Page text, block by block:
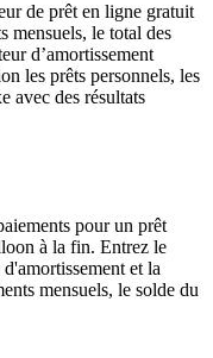
de prêt en ligne gratuit
mensuels, le total des
d’amortissement
les prêts personnels, les
avec des résultats
pour un prêt
à la fin. Entrez le
et la
mensuels, le solde du